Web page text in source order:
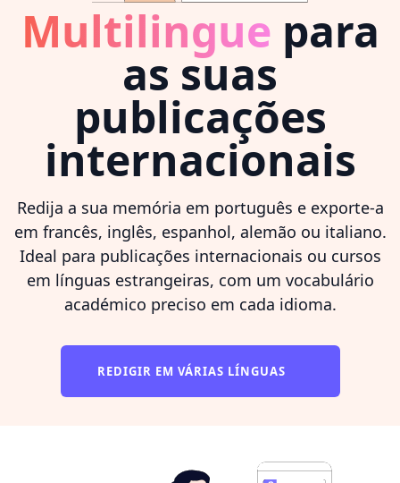
Multilingue para
as suas
publicações
internacionais
Redija a sua memória em português e exporte-a
em francês, inglês, espanhol, alemão ou italiano.
Ideal para publicações internacionais ou cursos
em línguas estrangeiras, com um vocabulário
académico preciso em cada idioma.
REDIGIR EM VÁRIAS LÍNGUAS